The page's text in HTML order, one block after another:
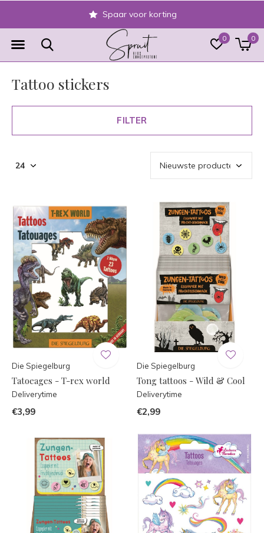
0 0
Spaar voor korting
Tattoo stickers
FILTER
Die Spiegelburg
Tatoeages - T-rex world
Deliverytime
€3,99
Die Spiegelburg
Tong tattoos - Wild & Cool
Deliverytime
€2,99